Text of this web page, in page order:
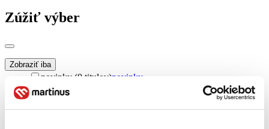
Zúžiť výber
Zobraziť iba
novinky (0 titulov)novinky
zľavnené tituly (0 titulov)
Dostupnosť